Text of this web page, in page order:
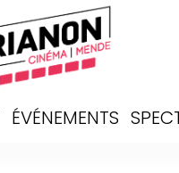
ÉVÉNEMENTS